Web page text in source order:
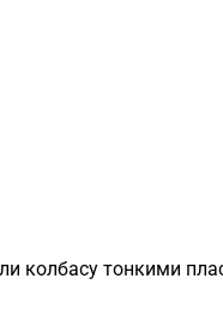
колбасу тонкими